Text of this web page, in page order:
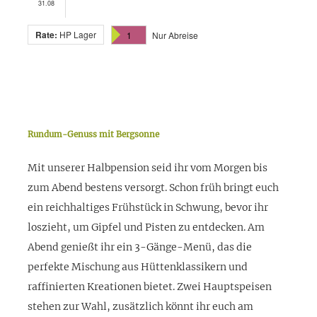
31.08
Rate: HP Lager 1 Nur Abreise
Rundum-Genuss mit Bergsonne
Mit unserer Halbpension seid ihr vom Morgen bis
zum Abend bestens versorgt. Schon früh bringt euch
ein reichhaltiges Frühstück in Schwung, bevor ihr
loszieht, um Gipfel und Pisten zu entdecken. Am
Abend genießt ihr ein 3-Gänge-Menü, das die
perfekte Mischung aus Hüttenklassikern und
raffinierten Kreationen bietet. Zwei Hauptspeisen
stehen zur Wahl, zusätzlich könnt ihr euch am